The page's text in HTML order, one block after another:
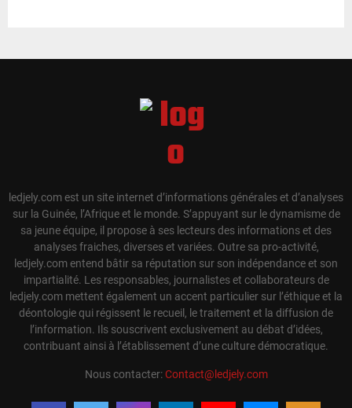
ledjely.com est un site internet d’informations générales et d’analyses
sur la Guinée, l’Afrique et le monde. S’appuyant sur le dynamisme de
sa jeune équipe, il propose à ses lecteurs des informations et des
analyses fraiches, diverses et variées. Outre sa pro-activité,
ledjely.com entend bâtir sa réputation sur son indépendance et son
impartialité. Les responsables, journalistes et collaborateurs de
ledjely.com mettent également un accent particulier sur l’éthique et la
déontologie qui régissent le recueil, le traitement et la diffusion de
l’information. Ils souscrivent exclusivement au débat d’idées,
contribuant ainsi à l’établissement d’une culture démocratique.
Nous contacter:Contact@ledjely.com